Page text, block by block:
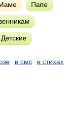
Папе
Детские
в смс в стихах